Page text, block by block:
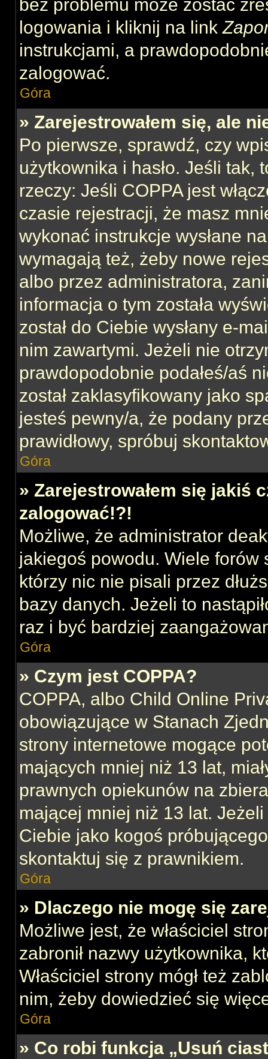
bez problemu może zostać
logowania i kliknij na link
instrukcjami, a
zalogować.
Góra
» Zarejestrowałem się, ale
Po pierwsze, sprawdź, czy
użytkownika i hasło. Jeśli tak,
rzeczy: Jeśli COPPA jest
czasie rejestracji, że masz
wykonać instrukcje wysłane
wymagają też, żeby nowe
albo przez administratora,
informacja o tym została
został do Ciebie wysłany e-
nim zawartymi. Jeżeli nie
prawdopodobnie podałeś/aś
został zaklasyfikowany jako
jesteś pewny/a, że podany
prawidłowy, spróbuj
Góra
» Zarejestrowałem się jakiś
zalogować!?!
Możliwe, że administrator
jakiegoś powodu. Wiele forów
którzy nic nie pisali przez
bazy danych. Jeżeli to
raz i być bardziej
Góra
» Czym jest COPPA?
COPPA, albo Child Online
obowiązujące w Stanach
strony internetowe mogące
mających mniej niż 13 lat,
prawnych opiekunów na
mającej mniej niż 13 lat.
Ciebie jako kogoś
skontaktuj się z prawnikiem.
Góra
» Dlaczego nie mogę się
Możliwe jest, że właściciel
zabronił nazwy użytkownika,
Właściciel strony mógł też
nim, żeby dowiedzieć się
Góra
» Co robi funkcja „Usuń